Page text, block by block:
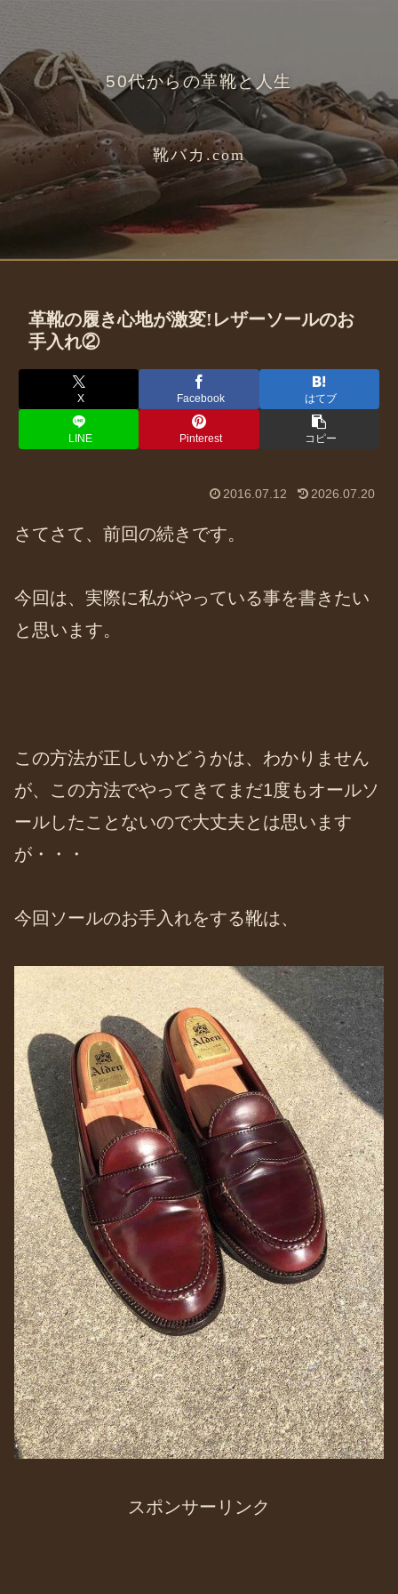
50代からの革靴と人生
靴バカ.com
革靴の履き心地が激変!レザーソールのお
手入れ②
X Facebook はてブ
LINE Pinterest コピー
2016.07.12 2026.07.20
さてさて、前回の続きです。
今回は、実際に私がやっている事を書きたい
と思います。
この方法が正しいかどうかは、わかりません
が、この方法でやってきてまだ1度もオールソ
ールしたことないので大丈夫とは思います
が・・・
今回ソールのお手入れをする靴は、
スポンサーリンク